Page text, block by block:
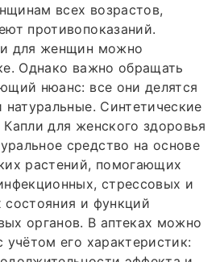
всех возрастов,
противопоказаний.
для женщин можно
Однако важно обращать
нюанс: все они делятся
натуральные. Синтетические
для женского здоровья
средство на основе
растений, помогающих
стрессовых и
состояния и функций
органов. В аптеках можно
учётом его характеристик: